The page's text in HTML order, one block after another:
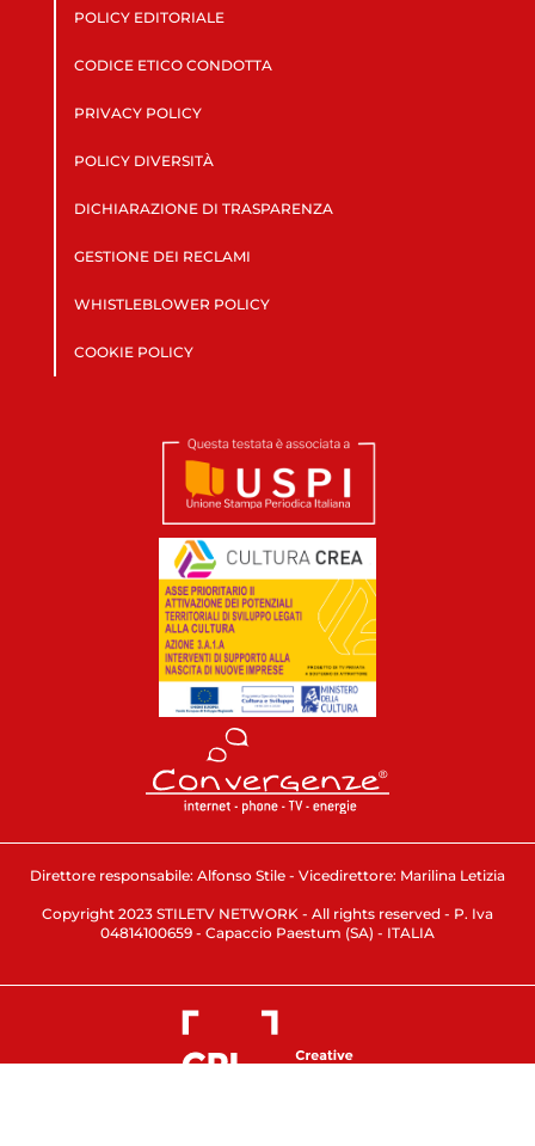
POLICY EDITORIALE
CODICE ETICO CONDOTTA
PRIVACY POLICY
POLICY DIVERSITÀ
DICHIARAZIONE DI TRASPARENZA
GESTIONE DEI RECLAMI
WHISTLEBLOWER POLICY
COOKIE POLICY
Direttore responsabile: Alfonso Stile - Vicedirettore: Marilina Letizia
Copyright 2023 STILETV NETWORK - All rights reserved - P. Iva
04814100659 - Capaccio Paestum (SA) - ITALIA